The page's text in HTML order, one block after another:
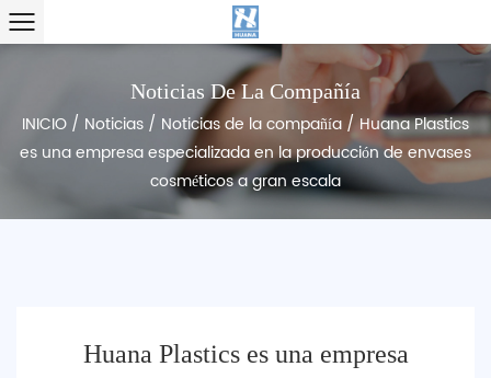
Noticias De La Compañía
INICIO / Noticias / Noticias de la compañía /Huana Plastics
es una empresa especializada en la producción de envases
cosméticos a gran escala
Huana Plastics es una empresa